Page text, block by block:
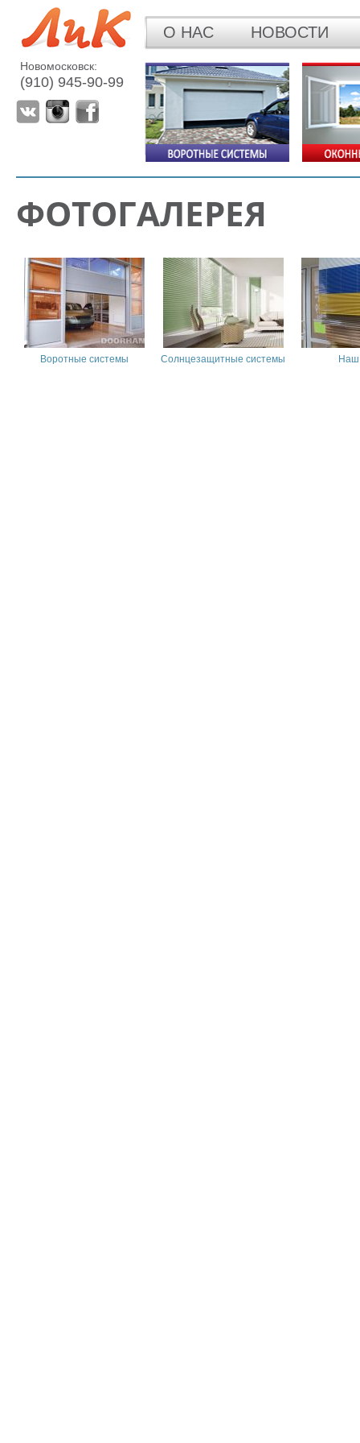
Новомосковск:
(910) 945-90-99
О НАС НОВОСТИ
ФОТОГАЛЕРЕЯ
Воротные системы Солнцезащитные системы Наш